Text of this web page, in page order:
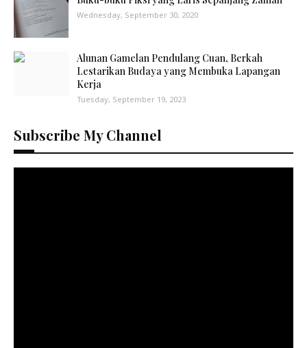
Wednesday, September 30, 2020
Alunan Gamelan Pendulang Cuan, Berkah
Lestarikan Budaya yang Membuka Lapangan
Kerja
Tuesday, September 19, 2023
Subscribe My Channel